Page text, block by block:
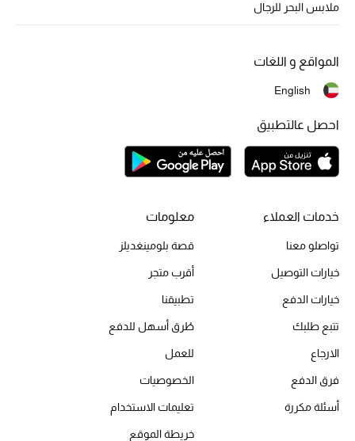
الموسم الجديد
الأحذية الرجالية
أحذية للأطفال
أبرز المصممين
أحذية مختارة
ملابس البحر للرجال
خدمات العملاء
تواصلو معنا
خيارات التوصيل
خيارات الدفع
تتبع طلبك
الارجاع
فرق الدفع
أسئلة مكررة
معلومات
قصة بلومينغديلز
أقرب متجر
تطبيقنا
طُرق أسهل للدفع
للعمل
الخصوصيات
تعليمات الاستخدام
خريطة الموقع
المواقع و اللغات
English
احصل عالتطبيق